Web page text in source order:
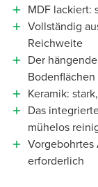
MDF lackiert:
Vollständig
Reichweite
Der
Bodenflächen
Keramik:
Das
mühelos
Vorgebohrtes
erforderlich